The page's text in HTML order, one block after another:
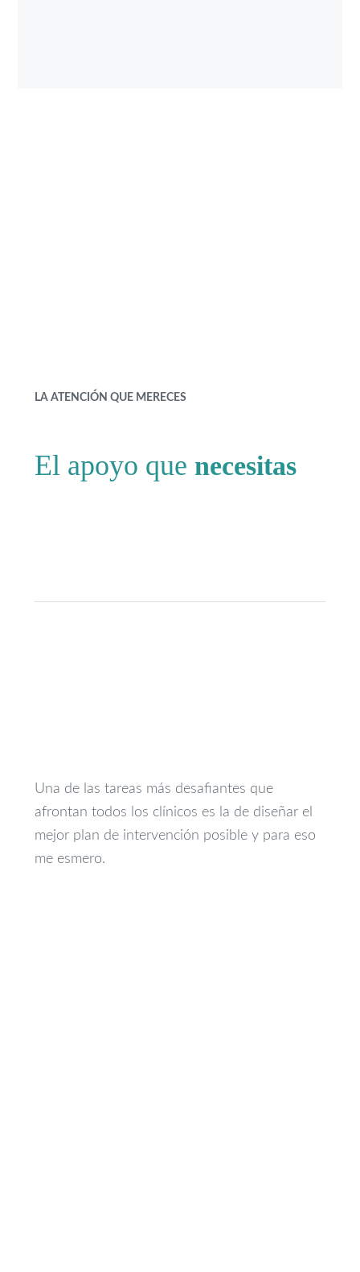
LA ATENCIÓN QUE MERECES
El apoyo que necesitas
Una de las tareas más desafiantes que
afrontan todos los clínicos es la de diseñar el
mejor plan de intervención posible y para eso
me esmero.